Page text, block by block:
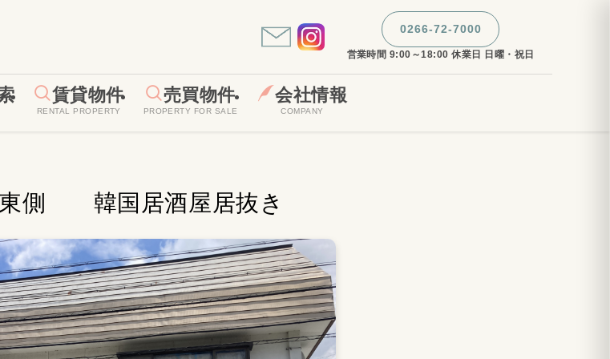
賃貸物件
RENTAL PROPERTY
売買物件
PROPERTY FOR SALE
会社情報
COMPANY
0266-72-7000
営業時間 9:00～18:00 休業日 日曜・祝日
側 韓国居酒屋居抜き